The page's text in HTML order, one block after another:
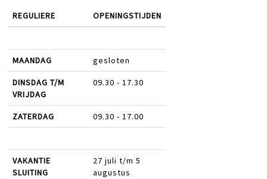
REGULIERE OPENINGSTIJDEN
MAANDAG gesloten
DINSDAG T/M
VRIJDAG
09.30 - 17.30
ZATERDAG 09.30 - 17.00
VAKANTIE
SLUITING
27 juli t/m 5
augustus